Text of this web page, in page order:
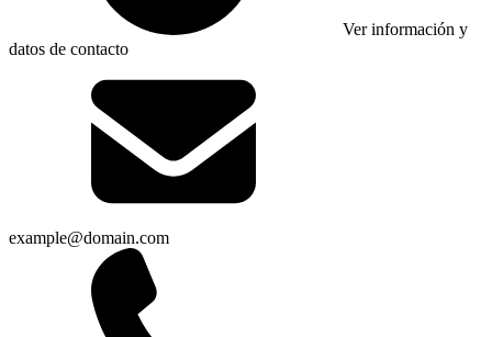
Ver información y
datos de contacto
example@domain.com